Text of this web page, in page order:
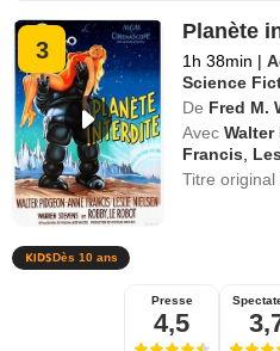
3
Planète
1h 38min |
Science
De Fred M.
Avec Walter
Francis
Titre original
Dès 10 ans
Presse
4,5